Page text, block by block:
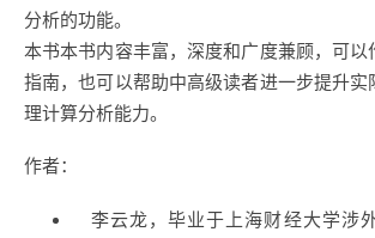
分析的功能。
本书本书内容丰富，深度和广度兼顾，可以
指南，也可以帮助中高级读者进一步提升实
理计算分析能力。
作者：
李云龙，毕业于上海财经大学涉